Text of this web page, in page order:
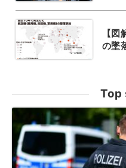
【
の墜
Top